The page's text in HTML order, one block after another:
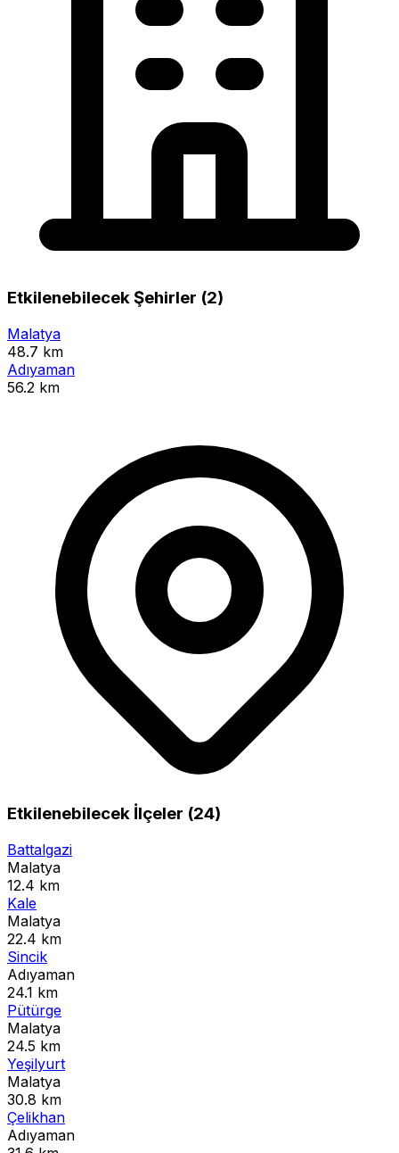
Etkilenebilecek Şehirler (2)
Malatya
48.7 km
Adıyaman
56.2 km
Etkilenebilecek İlçeler (24)
Battalgazi
Malatya
12.4 km
Kale
Malatya
22.4 km
Sincik
Adıyaman
24.1 km
Pütürge
Malatya
24.5 km
Yeşilyurt
Malatya
30.8 km
Çelikhan
Adıyaman